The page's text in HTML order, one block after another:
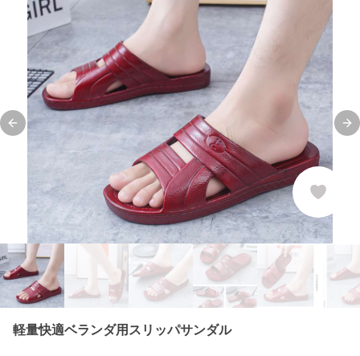
Previous slide
軽量快適ベランダ用スリッパサンダル